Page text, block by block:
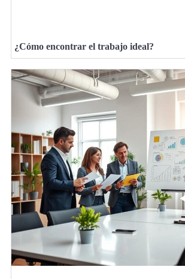
¿Cómo encontrar el trabajo ideal?